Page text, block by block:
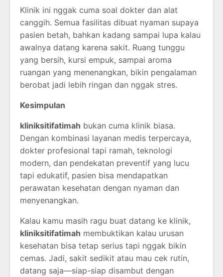
Klinik ini nggak cuma soal dokter dan alat
canggih. Semua fasilitas dibuat nyaman supaya
pasien betah, bahkan kadang sampai lupa kalau
awalnya datang karena sakit. Ruang tunggu
yang bersih, kursi empuk, sampai aroma
ruangan yang menenangkan, bikin pengalaman
berobat jadi lebih ringan dan nggak stres.
Kesimpulan
kliniksitifatimah bukan cuma klinik biasa.
Dengan kombinasi layanan medis terpercaya,
dokter profesional tapi ramah, teknologi
modern, dan pendekatan preventif yang lucu
tapi edukatif, pasien bisa mendapatkan
perawatan kesehatan dengan nyaman dan
menyenangkan.
Kalau kamu masih ragu buat datang ke klinik,
kliniksitifatimah membuktikan kalau urusan
kesehatan bisa tetap serius tapi nggak bikin
cemas. Jadi, sakit sedikit atau mau cek rutin,
datang saja—siap-siap disambut dengan